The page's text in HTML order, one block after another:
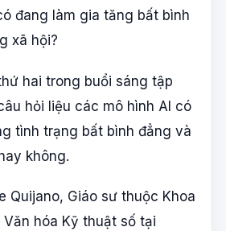
đang làm gia tăng bất bình
xã hội?
hai trong buổi sáng tập
hỏi liệu các mô hình AI có
tình trạng bất bình đẳng và
không.
Quijano, Giáo sư thuộc Khoa
hóa Kỹ thuật số tại